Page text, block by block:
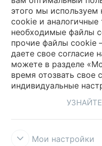
Выберите вашу страну
My Forbo
Где купить
этого мы
cookie и аналогичные
необходимые файлы
прочие файлы cookie
даете свое согласие
можете в разделе
время отозвать свое
индивидуальные
Мои настройки